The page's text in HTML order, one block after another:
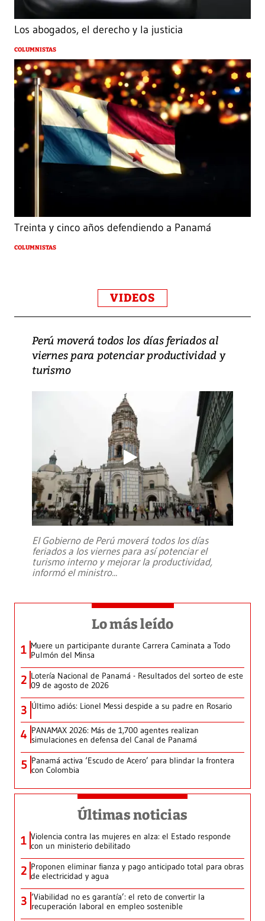
Los abogados, el derecho y la justicia
COLUMNISTAS
Treinta y cinco años defendiendo a Panamá
COLUMNISTAS
VIDEOS
Perú moverá todos los días feriados al
viernes para potenciar productividad y
turismo
El Gobierno de Perú moverá todos los días
feriados a los viernes para así potenciar el
turismo interno y mejorar la productividad,
informó el ministro...
Lo más leído
1 Muere un participante durante Carrera Caminata a Todo
Pulmón del Minsa
2 Lotería Nacional de Panamá - Resultados del sorteo de este
09 de agosto de 2026
3 Último adiós: Lionel Messi despide a su padre en Rosario
4 PANAMAX 2026: Más de 1,700 agentes realizan
simulaciones en defensa del Canal de Panamá
5 Panamá activa ‘Escudo de Acero’ para blindar la frontera
con Colombia
Últimas noticias
1 Violencia contra las mujeres en alza: el Estado responde
con un ministerio debilitado
2 Proponen eliminar fianza y pago anticipado total para obras
de electricidad y agua
3 ‘Viabilidad no es garantía’: el reto de convertir la
recuperación laboral en empleo sostenible